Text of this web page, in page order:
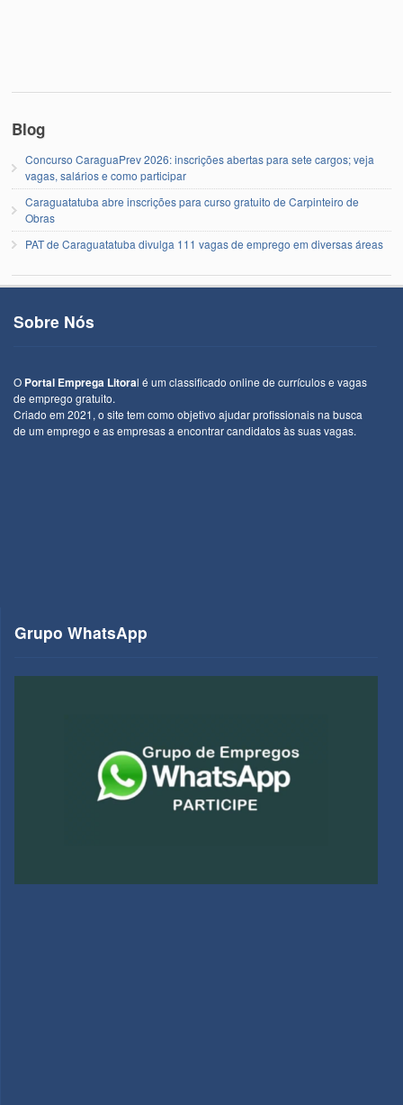
Blog
Concurso CaraguaPrev 2026: inscrições abertas para sete cargos; veja
vagas, salários e como participar
Caraguatatuba abre inscrições para curso gratuito de Carpinteiro de
Obras
PAT de Caraguatatuba divulga 111 vagas de emprego em diversas áreas
Sobre Nós
O Portal Emprega Litoral é um classificado online de currículos e vagas
de emprego gratuito.
Criado em 2021, o site tem como objetivo ajudar profissionais na busca
de um emprego e as empresas a encontrar candidatos às suas vagas.
Grupo WhatsApp